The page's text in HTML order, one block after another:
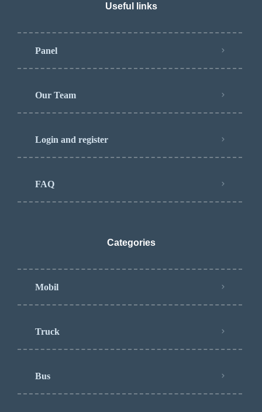
Useful links
Panel
Our Team
Login and register
FAQ
Categories
Mobil
Truck
Bus